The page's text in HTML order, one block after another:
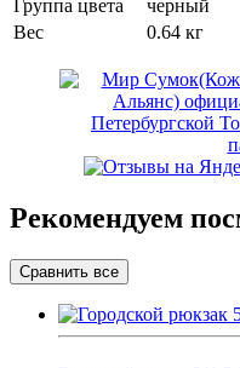
Группа цвета
черный
Вес
0.64 кг
Рекомендуем